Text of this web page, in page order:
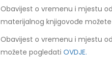
Obavijest o vremenu i mjestu
materijalnog knjigovođe
Obavijest o vremenu i mjestu
možete pogledati OVDJE.